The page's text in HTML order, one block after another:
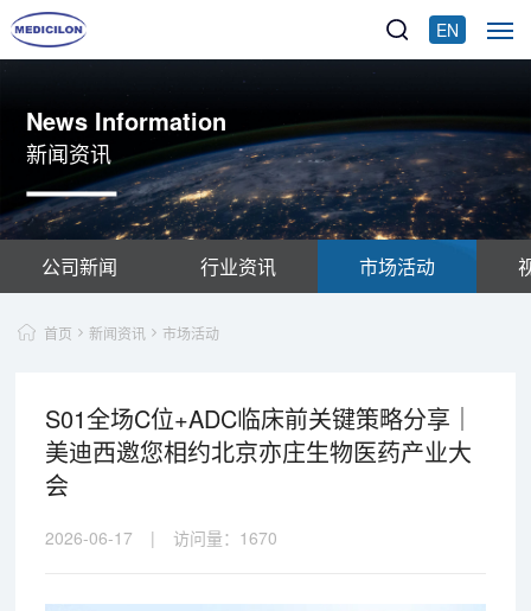
EN
News Information
新闻资讯
公司新闻 行业资讯 市场活动
首页 新闻资讯 市场活动
S01全场C位+ADC临床前关键策略分享｜
美迪西邀您相约北京亦庄生物医药产业大
会
2026-06-17 | 访问量： 1670